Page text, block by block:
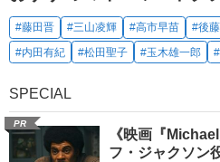
#藤田晋 #三山凌輝 #高市早苗 #後
#内田有紀
#松田聖子 #玉木雄一郎
SPECIAL
PR
《映画『
フ・ジャクソン